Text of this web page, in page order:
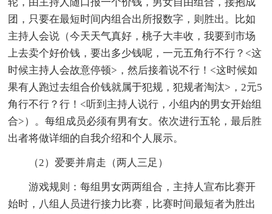
团，只要在最短时间内组合出所报数字，则胜出。比如
主持人会说（今天天气真好，桃子大丰收，我要到市场
上去卖个好价钱，要出多少钱呢，一元五角行不行？<这
时候主持人会故意停顿>，然后接着说不行！<这时候如
果有人跑过去组合价钱就属于犯规，犯规者淘汰>，2元5
角行不行？行！<听到主持人说行，小组内的男女开始组
合>）。每组成员必须有男有女。依次进行五轮，最后胜
出者将做详细的自我介绍和个人展示。
（2）爱要并肩走（两人三足）
游戏规则：每组男女两两组合，主持人宣布比赛开
始时，八组人员进行接力比赛，比赛时间最短者为胜出